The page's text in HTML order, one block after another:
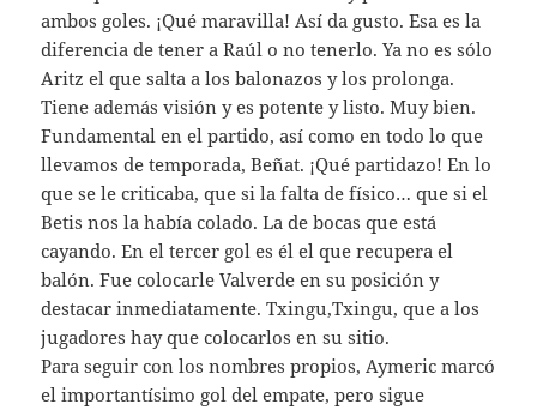
ambos goles. ¡Qué maravilla! Así da gusto. Esa es la
diferencia de tener a Raúl o no tenerlo. Ya no es sólo
Aritz el que salta a los balonazos y los prolonga.
Tiene además visión y es potente y listo. Muy bien.
Fundamental en el partido, así como en todo lo que
llevamos de temporada, Beñat. ¡Qué partidazo! En lo
que se le criticaba, que si la falta de físico… que si el
Betis nos la había colado. La de bocas que está
cayando. En el tercer gol es él el que recupera el
balón. Fue colocarle Valverde en su posición y
destacar inmediatamente. Txingu,Txingu, que a los
jugadores hay que colocarlos en su sitio.
Para seguir con los nombres propios, Aymeric marcó
el importantísimo gol del empate, pero sigue